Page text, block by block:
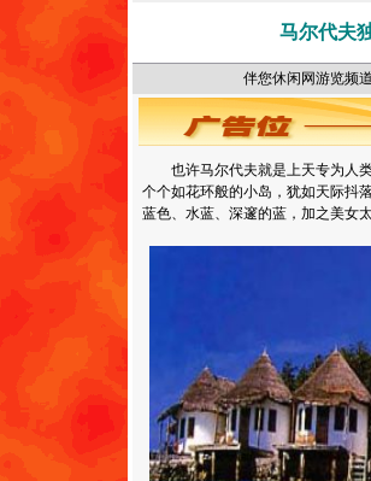
马尔代夫
伴您休闲网游览
也许马尔代夫就是上天专为人
个个如花环般的小岛，犹如天际抖
蓝色、水蓝、深邃的蓝，加之美女